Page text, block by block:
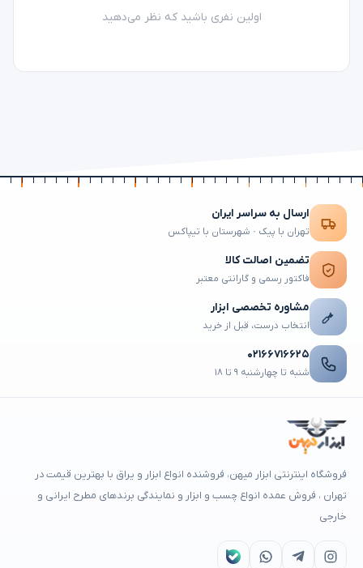
اولین نفری باشید که نظر می‌دهید
ارسال به سراسر ایران
تهران با پیک · شهرستان با تیپاکس
تضمین اصالت کالا
فاکتور رسمی و گارانتی معتبر
مشاوره تخصصی ابزار
انتخاب درست، قبل از خرید
۰۲۱۶۶۷۱۶۶۲۵
شنبه تا چهارشنبه ۹ تا ۱۸
فروشگاه اینترنتی ابزار میهن، فروشنده انواع ابزار و یراق با بهترین قیمت در
تهران ، فروش عمده انواع چسب و ابزار و نمایندگی برندهای مطرح ایرانی و
خارجی